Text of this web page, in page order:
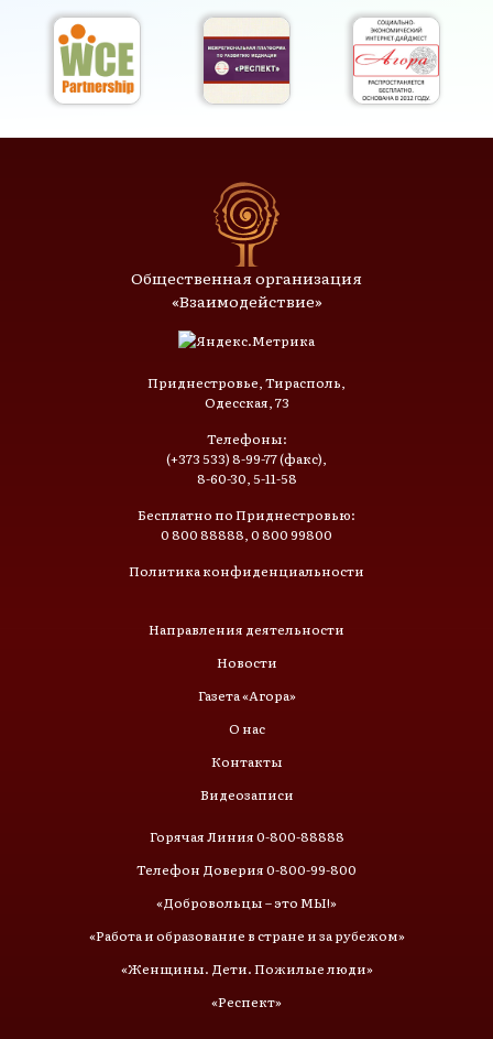
Общественная организация
«Взаимодействие»
Приднестровье, Тирасполь,
Одесская, 73
Телефоны:
(+373 533) 8-99-77 (факс),
8-60-30, 5-11-58
Бесплатно по Приднестровью:
0 800 88888, 0 800 99800
Политика конфиденциальности
Направления деятельности
Новости
Газета «Агора»
О нас
Контакты
Видеозаписи
Горячая Линия 0-800-88888
Телефон Доверия 0-800-99-800
«Добровольцы – это МЫ!»
«Работа и образование в стране и за рубежом»
«Женщины. Дети. Пожилые люди»
«Респект»